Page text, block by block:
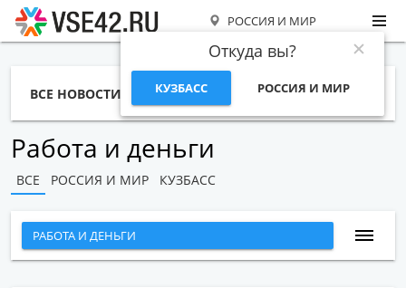
РОССИЯ И МИР
Откуда вы?
КУЗБАСС РОССИЯ И МИР
ВСЕ НОВОСТИ СТАТЬИ ТЕМЫ ФОТО
Работа и деньги
ВСЕ РОССИЯ И МИР КУЗБАСС
ВСЕ НОВОСТИ
РАБОТА И ДЕНЬГИ